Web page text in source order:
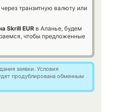
транзитную валюту или
Skrill EUR в Аланье, будем
чтобы предложенные
заявки. Условия
продублирована обменным